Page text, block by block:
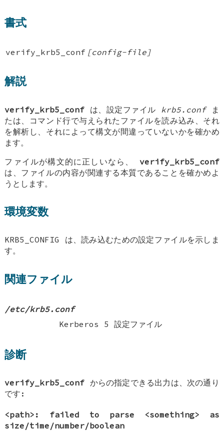
書式
verify_krb5_conf [config-file]
解説
verify_krb5_conf は、設定ファイル krb5.confま
たは、コマンド行で与えられたファイルを読み込み、それ
を解析し、それによって構文が間違っていないかを確かめ
ます。
ファイルが構文的に正しいなら、 verify_krb5_conf
は、ファイルの内容が関連する本質であることを確かめよ
うとします。
環境変数
KRB5_CONFIG
は、読み込むための設定ファイルを示しま
す。
関連ファイル
/etc/krb5.conf
Kerberos 5 設定ファイル
診断
verify_krb5_conf からの指定できる出力は、次の通り
です:
<path>: failed to parse <something> as
size/time/number/boolean